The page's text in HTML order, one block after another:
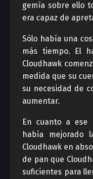
gemía sobre ello
era capaz de
Sólo había una
más tiempo. El
Cloudhawk
medida que su
su necesidad de
aumentar.
En cuanto a ese
había mejorado
Cloudhawk en
de pan que
suficientes para